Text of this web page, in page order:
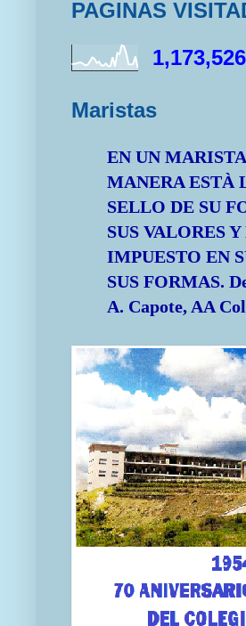
PAGINAS
1,173,526
Maristas
EN UN
MANERA ESTÀ
SELLO DE SU
SUS VALORES
IMPUESTO EN
SUS FORMAS.
A. Capote, AA